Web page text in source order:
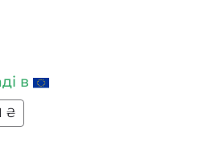
в
₴